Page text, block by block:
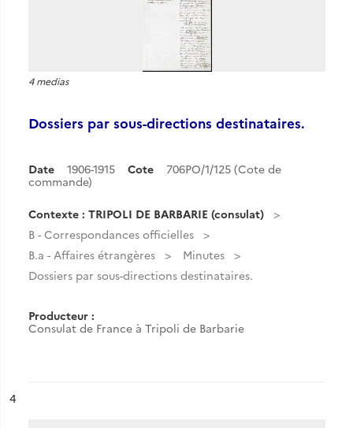
4 medias
Dossiers par sous-directions destinataires.
Date 1906-1915 Cote
706PO/1/125 (Cote de
commande)
Contexte : TRIPOLI DE BARBARIE (consulat)
B - Correspondances officielles
B.a - Affaires étrangères
Minutes
Dossiers par sous-directions destinataires.
Producteur :
Consulat de France à Tripoli de Barbarie
n°
4